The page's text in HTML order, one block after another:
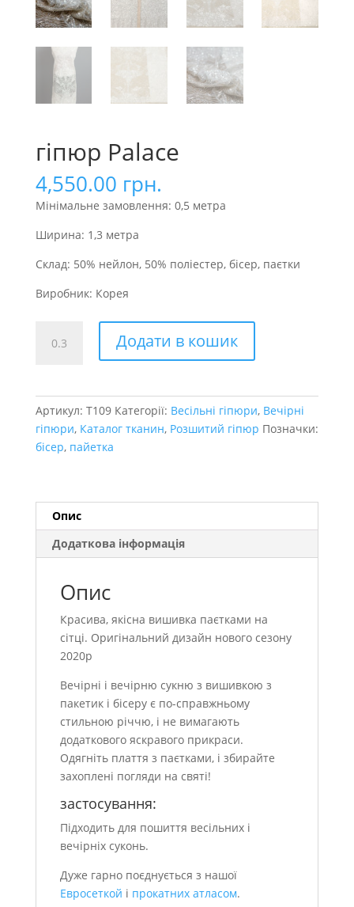
гіпюр Palace
4,550.00 грн.
Мінімальне замовлення: 0,5 метра
Ширина: 1,3 метра
Склад: 50% нейлон, 50% поліестер, бісер, паєтки
Виробник: Корея
Palace
Додати в кошик
Артикул: T109 Категорії: Весільні гіпюри, Вечірні
гіпюри, Каталог тканин, Розшитий гіпюр Позначки:
бісер, пайетка
Опис
Додаткова інформація
Опис
Красива, якісна вишивка паєтками на
сітці. Оригінальний дизайн нового сезону
2020р
Вечірні і вечірню сукню з вишивкою з
пакетик і бісеру є по-справжньому
стильною річчю, і не вимагають
додаткового яскравого прикраси.
Одягніть плаття з паєтками, і збирайте
захоплені погляди на святі!
застосування:
Підходить для пошиття весільних і
вечірніх суконь.
Дуже гарно поєднується з нашої
Евросеткой і прокатних атласом.